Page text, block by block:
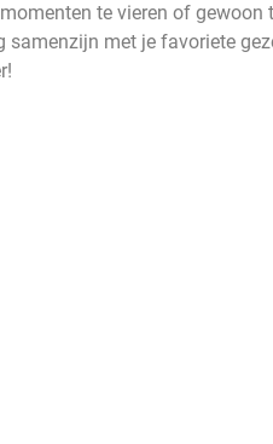
te vieren of gewoon
samenzijn met je favoriete